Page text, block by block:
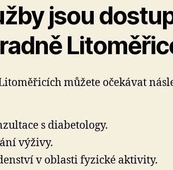
jsou
můžete očekávat
s diabetology.
výživy.
v oblasti fyzické aktivity.